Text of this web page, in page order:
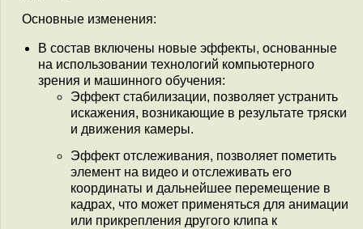
Основные изменения:
В состав включены новые эффекты, основанные
на использовании технологий компьютерного
зрения и машинного обучения:
Эффект стабилизации, позволяет устранить
искажения, возникающие в результате тряски
и движения камеры.
Эффект отслеживания, позволяет пометить
элемент на видео и отслеживать его
координаты и дальнейшее перемещение в
кадрах, что может применяться для анимации
или прикрепления другого клипа к